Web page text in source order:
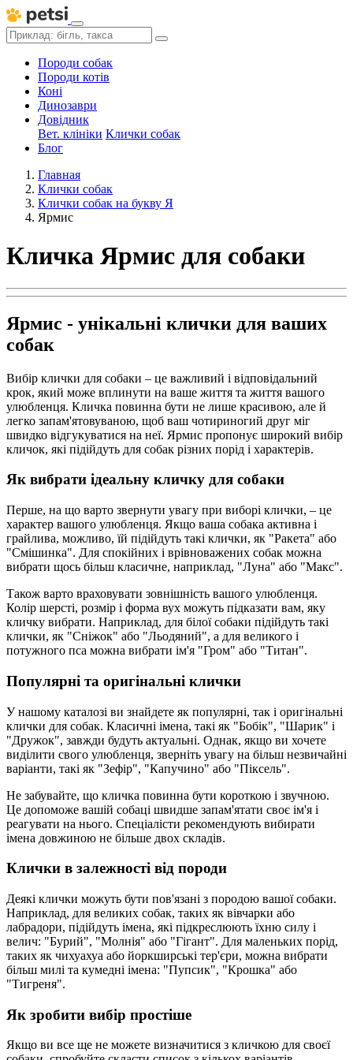
Породи собак
Породи котів
Коні
Динозаври
Довідник
Вет. клініки Клички собак
Блог
Главная
Клички собак
Клички собак на букву Я
Ярмис
Кличка Ярмис для собаки
Ярмис - унікальні клички для ваших
собак
Вибір клички для собаки – це важливий і відповідальний
крок, який може вплинути на ваше життя та життя вашого
улюбленця. Кличка повинна бути не лише красивою, але й
легко запам'ятовуваною, щоб ваш чотириногий друг міг
швидко відгукуватися на неї. Ярмис пропонує широкий вибір
кличок, які підійдуть для собак різних порід і характерів.
Як вибрати ідеальну кличку для собаки
Перше, на що варто звернути увагу при виборі клички, – це
характер вашого улюбленця. Якщо ваша собака активна і
грайлива, можливо, їй підійдуть такі клички, як "Ракета" або
"Смішинка". Для спокійних і врівноважених собак можна
вибрати щось більш класичне, наприклад, "Луна" або "Макс".
Також варто враховувати зовнішність вашого улюбленця.
Колір шерсті, розмір і форма вух можуть підказати вам, яку
кличку вибрати. Наприклад, для білої собаки підійдуть такі
клички, як "Сніжок" або "Льодяний", а для великого і
потужного пса можна вибрати ім'я "Гром" або "Титан".
Популярні та оригінальні клички
У нашому каталозі ви знайдете як популярні, так і оригінальні
клички для собак. Класичні імена, такі як "Бобік", "Шарик" і
"Дружок", завжди будуть актуальні. Однак, якщо ви хочете
виділити свого улюбленця, зверніть увагу на більш незвичайні
варіанти, такі як "Зефір", "Капучино" або "Піксель".
Не забувайте, що кличка повинна бути короткою і звучною.
Це допоможе вашій собаці швидше запам'ятати своє ім'я і
реагувати на нього. Спеціалісти рекомендують вибирати
імена довжиною не більше двох складів.
Клички в залежності від породи
Деякі клички можуть бути пов'язані з породою вашої собаки.
Наприклад, для великих собак, таких як вівчарки або
лабрадори, підійдуть імена, які підкреслюють їхню силу і
велич: "Бурий", "Молнія" або "Гігант". Для маленьких порід,
таких як чихуахуа або йоркширські тер'єри, можна вибрати
більш милі та кумедні імена: "Пупсик", "Крошка" або
"Тигреня".
Як зробити вибір простіше
Якщо ви все ще не можете визначитися з кличкою для своєї